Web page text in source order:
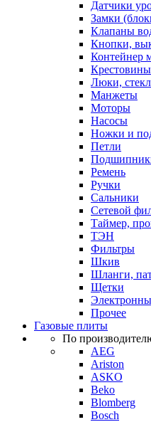
Датчики
Замки
Клапаны
Кнопки,
Контейнер
Крестовины
Люки,
Манжеты
Моторы
Насосы
Ножки и
Петли
Ремень
Ручки
Сальники
Сетевой
Таймер,
ТЭН
Фильтры
Шкив
Шланги,
Щетки
Прочее
Газовые плиты
По
AEG
Ariston
ASKO
Beko
Blomberg
Bosch